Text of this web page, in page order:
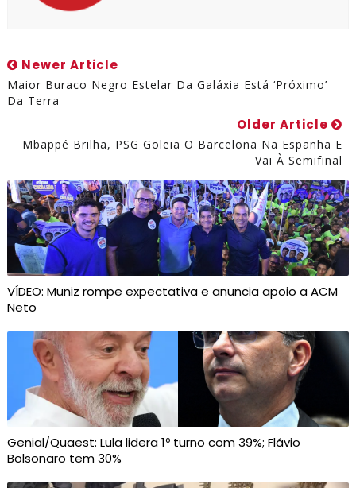
Newer Article
Maior Buraco Negro Estelar Da Galáxia Está ‘próximo’
Da Terra
Older Article
Mbappé Brilha, PSG Goleia O Barcelona Na Espanha E
Vai À Semifinal
VÍDEO: Muniz rompe expectativa e anuncia apoio a ACM
Neto
Genial/Quaest: Lula lidera 1º turno com 39%; Flávio
Bolsonaro tem 30%